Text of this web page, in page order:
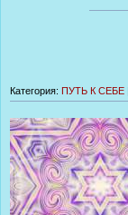
Категория: ПУТЬ К СЕБЕ